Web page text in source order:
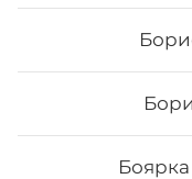
Боярка